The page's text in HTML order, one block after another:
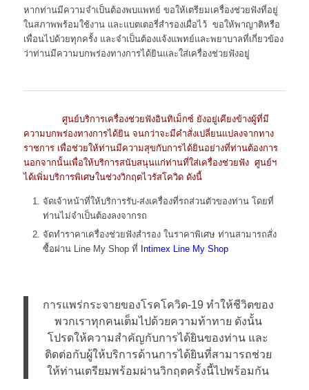
หากท่านมีความจำเป็นต้องพบแพทย์ ขอให้เตรียมเครื่องช่วยฟังที่อยู่
ในสภาพพร้อมใช้งาน และแบตเตอรี่สำรองเผื่อไว้ ขอให้พาญาติหรือ
เพื่อนไปด้วยทุกครั้ง และจำเป็นต้องแจ้งแพทย์และพยาบาลที่เกี่ยวข้อง
ว่าท่านมีความบกพร่องทางการได้ยินและใส่เครื่องช่วยฟังอยู่
ศูนย์บริการเครื่องช่วยฟังอินทิเม็กซ์ ยังอยู่เคียงข้างผู้ที่มี
ความบกพร่องทางการได้ยิน จนกว่าจะมีคำสั่งเปลี่ยนแปลงจากทาง
ราชการ เพื่อช่วยให้ท่านมีความสุขกับการได้ยินอย่างที่ท่านต้องการ
นอกจากนั้นเพื่อให้บริการสนับสนุนแก่ท่านที่ใส่เครื่องช่วยฟัง ศูนย์ฯ
ได้เพิ่มบริการพิเศษในช่วงวิกฤตไวรัสโควิด ดังนี้
จัดเจ้าหน้าที่ให้บริการรับ-ส่งเครื่องที่รถส่วนตัวของท่าน โดยที่
ท่านไม่จำเป็นต้องลงจากรถ
จัดทำราคาเครื่องช่วยฟังสำรอง ในราคาพิเศษ ท่านสามารถสั่ง
ซื้อผ่าน Line My Shop ที่ Intimex Line My Shop
การแพร่กระจายของโรคโควิด-19 ทำให้ชีวิตของ
พวกเราทุกคนเต็มไปด้วยความท้าทาย ดังนั้น
โปรดให้ความสำคัญกับการได้ยินของท่าน และ
ติดต่อกับผู้ให้บริการด้านการได้ยินที่สามารถช่วย
ให้ท่านเตรียมพร้อมผ่านวิกฤตครั้งนี้ไปพร้อมกัน